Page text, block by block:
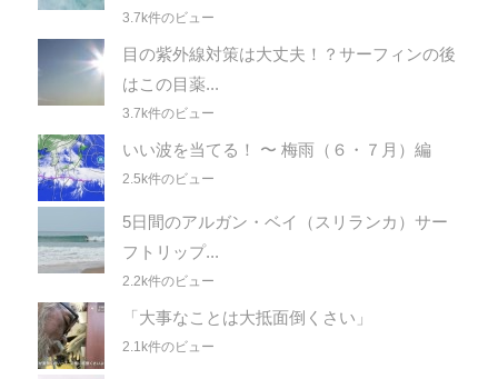
3.7k件のビュー
目の紫外線対策は大丈夫！？サーフィンの後
はこの目薬...
3.7k件のビュー
いい波を当てる！ 〜 梅雨（６・７月）編
2.5k件のビュー
5日間のアルガン・ベイ（スリランカ）サー
フトリップ...
2.2k件のビュー
「大事なことは大抵面倒くさい」
2.1k件のビュー